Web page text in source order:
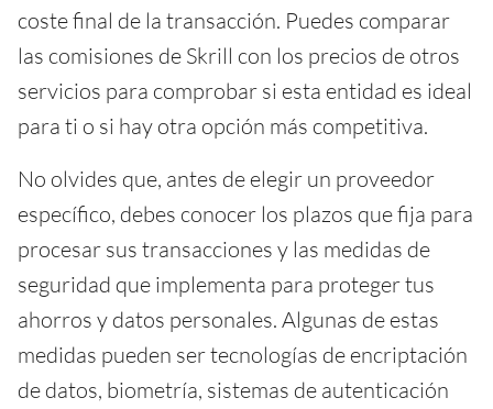
coste final de la transacción. Puedes comparar
las comisiones de Skrill con los precios de otros
servicios para comprobar si esta entidad es ideal
para ti o si hay otra opción más competitiva.
No olvides que, antes de elegir un proveedor
específico, debes conocer los plazos que fija para
procesar sus transacciones y las medidas de
seguridad que implementa para proteger tus
ahorros y datos personales. Algunas de estas
medidas pueden ser tecnologías de encriptación
de datos, biometría, sistemas de autenticación